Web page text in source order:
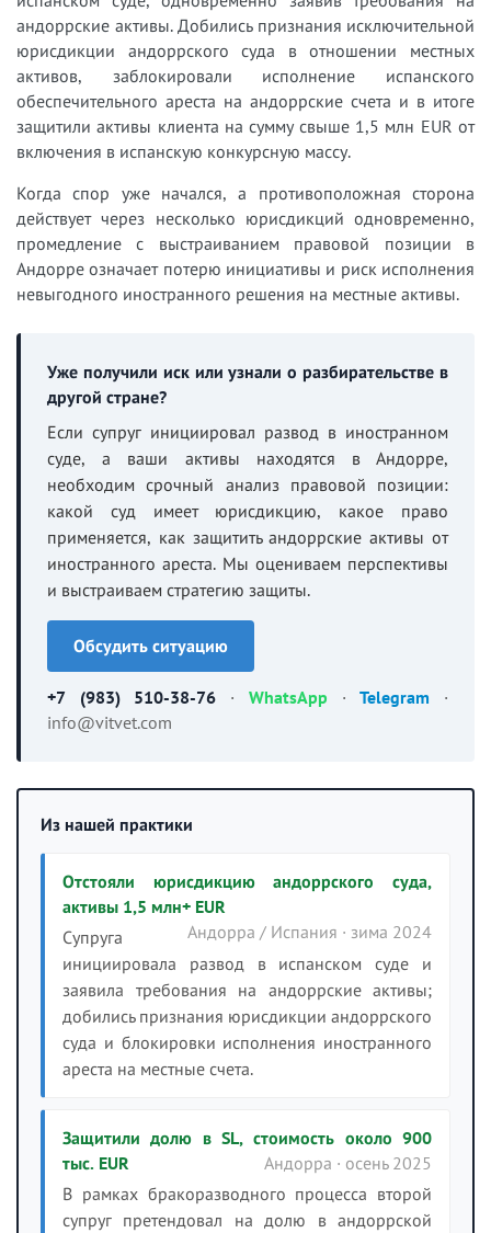
андоррские активы. Добились признания исключительной
юрисдикции андоррского суда в отношении местных
активов, заблокировали исполнение испанского
обеспечительного ареста на андоррские счета и в итоге
защитили активы клиента на сумму свыше 1,5 млн EUR от
включения в испанскую конкурсную массу.
Когда спор уже начался, а противоположная сторона
действует через несколько юрисдикций одновременно,
промедление с выстраиванием правовой позиции в
Андорре означает потерю инициативы и риск исполнения
невыгодного иностранного решения на местные активы.
Уже получили иск или узнали о разбирательстве в
другой стране?
Если супруг инициировал развод в иностранном
суде, а ваши активы находятся в Андорре,
необходим срочный анализ правовой позиции:
какой суд имеет юрисдикцию, какое право
применяется, как защитить андоррские активы от
иностранного ареста. Мы оцениваем перспективы
и выстраиваем стратегию защиты.
Обсудить ситуацию
+7 (983) 510-38-76 · WhatsApp ·Telegram ·
info@vitvet.com
Из нашей практики
Отстояли юрисдикцию андоррского суда,
активы 1,5 млн+ EUR
Андорра / Испания · зима 2024
Супруга
инициировала развод в испанском суде и
заявила требования на андоррские активы;
добились признания юрисдикции андоррского
суда и блокировки исполнения иностранного
ареста на местные счета.
Защитили долю в SL, стоимость около 900
тыс. EUR
Андорра · осень 2025
В рамках бракоразводного процесса второй
супруг претендовал на долю в андоррской